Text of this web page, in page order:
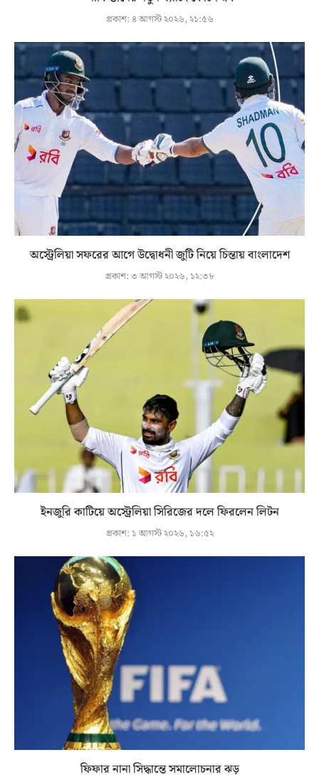
প্রকাশ: ৪ আগস্ট ২০২৬, ২১:৫৬
অস্ট্রেলিয়া সফরের আগে উদ্বোধনী জুটি নিয়ে চিন্তায় বাংলাদেশ
প্রকাশ:৩ আগস্ট ২০২৬, ১২:৩৮
ইনজুরি কাটিয়ে অস্ট্রেলিয়া সিরিজের দলে ফিরলেন লিটন
প্রকাশ: ১ আগস্ট ২০২৬, ১৬:৫২
ফিফার নানা সিদ্ধান্তে সমালোচনার ঝড়